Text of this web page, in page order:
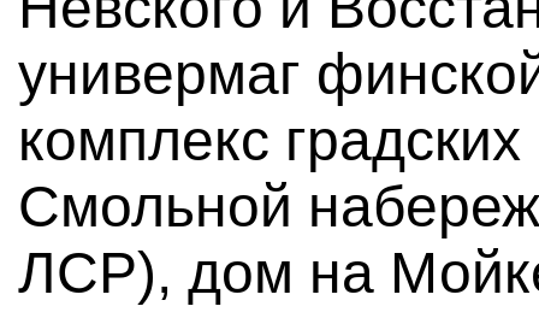
универмаг
комплекс
Смольной
ЛСР), дом на